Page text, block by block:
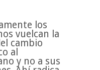
los
vuelcan la
cambio
al
y no a sus